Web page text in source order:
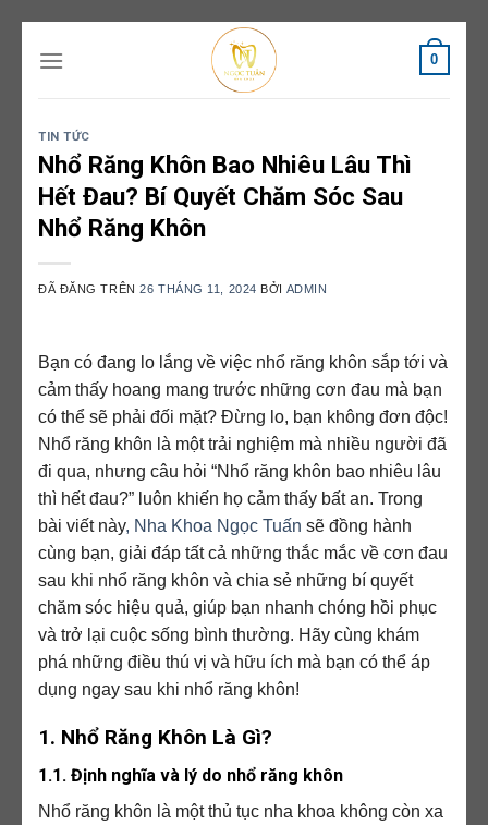
đến
0
TIN TỨC
Nhổ Răng Khôn Bao Nhiêu Lâu Thì
Hết Đau? Bí Quyết Chăm Sóc Sau
Nhổ Răng Khôn
ĐÃ ĐĂNG TRÊN26 THÁNG 11, 2024 BỞI ADMIN
Bạn có đang lo lắng về việc nhổ răng khôn sắp tới và
cảm thấy hoang mang trước những cơn đau mà bạn
có thể sẽ phải đối mặt? Đừng lo, bạn không đơn độc!
Nhổ răng khôn là một trải nghiệm mà nhiều người đã
đi qua, nhưng câu hỏi “Nhổ răng khôn bao nhiêu lâu
thì hết đau?” luôn khiến họ cảm thấy bất an. Trong
bài viết này, Nha Khoa Ngọc Tuấn sẽ đồng hành
cùng bạn, giải đáp tất cả những thắc mắc về cơn đau
sau khi nhổ răng khôn và chia sẻ những bí quyết
chăm sóc hiệu quả, giúp bạn nhanh chóng hồi phục
và trở lại cuộc sống bình thường. Hãy cùng khám
phá những điều thú vị và hữu ích mà bạn có thể áp
dụng ngay sau khi nhổ răng khôn!
1. Nhổ Răng Khôn Là Gì?
1.1. Định nghĩa và lý do nhổ răng khôn
Nhổ răng khôn là một thủ tục nha khoa không còn xa